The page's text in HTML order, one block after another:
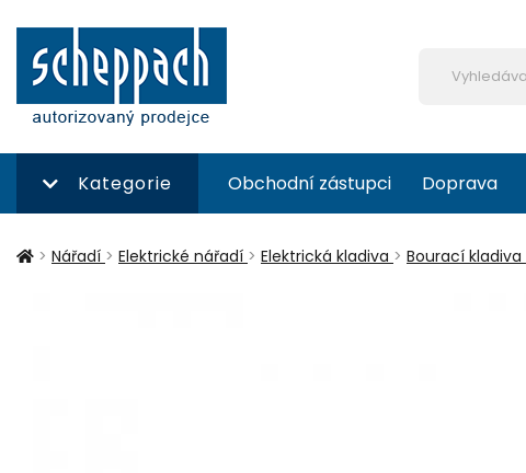
Kategorie Obchodní zástupci Doprava
> Nářadí > Elektrické nářadí > Elektrická kladiva > Bourací kladiva